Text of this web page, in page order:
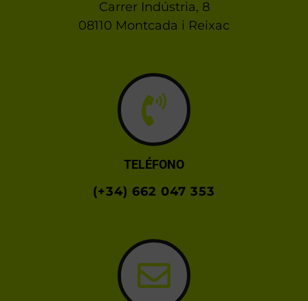
Carrer Indústria, 8
08110 Montcada i Reixac
TELÉFONO
(+34) 662 047 353